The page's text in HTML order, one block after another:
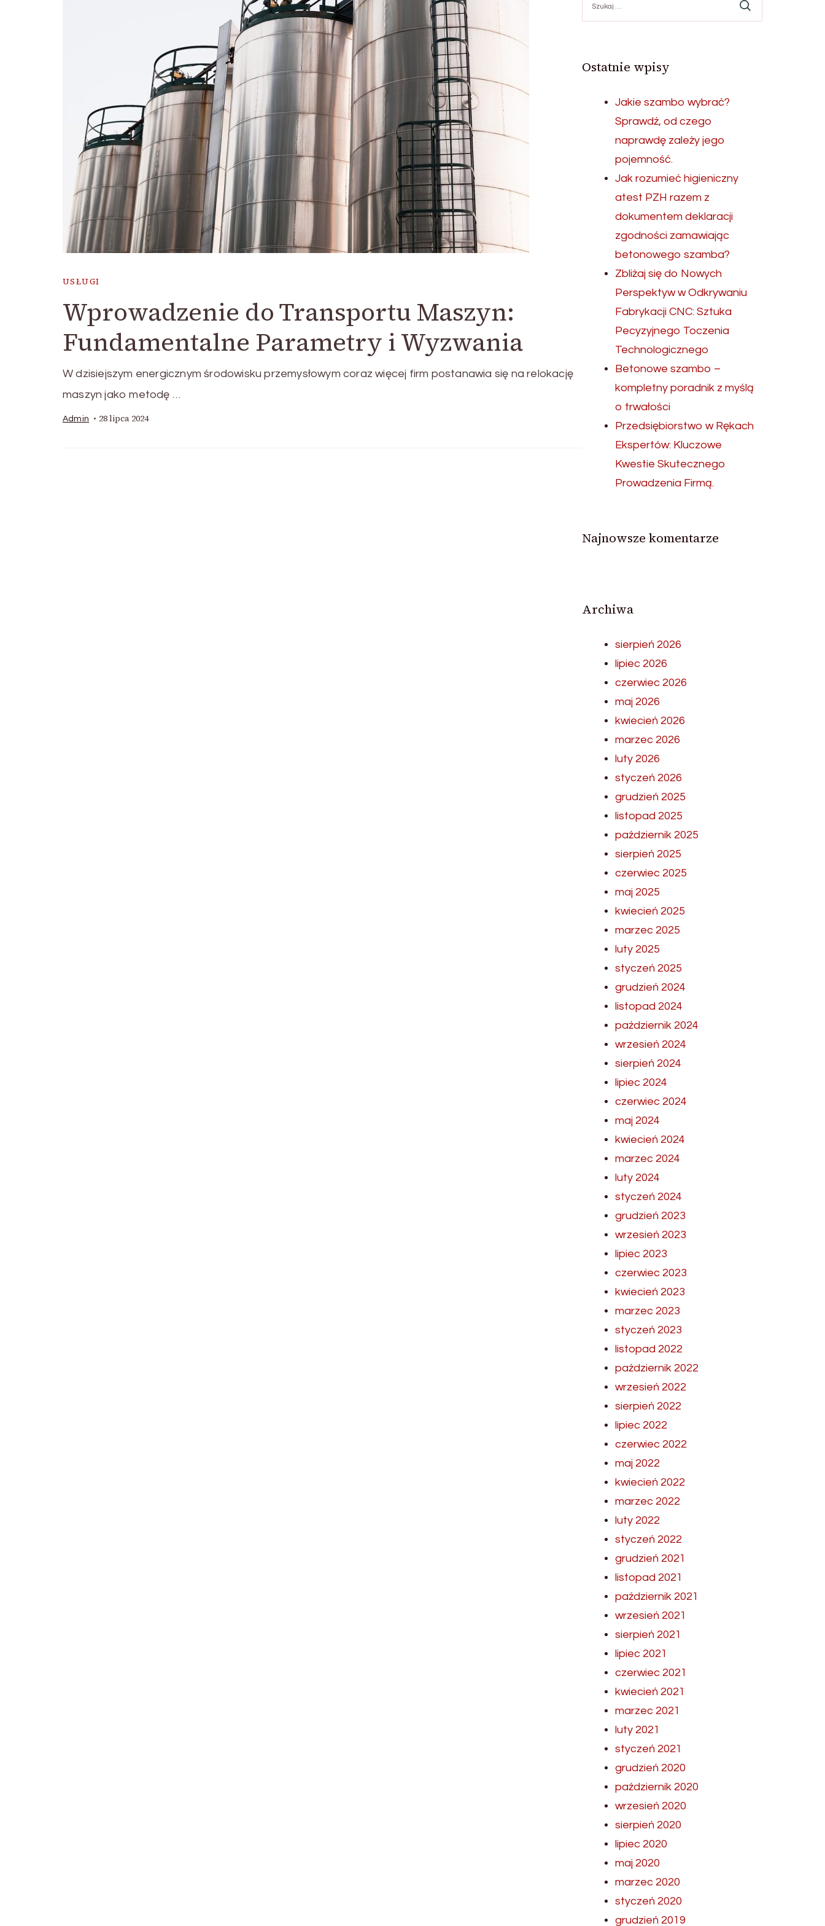
USŁUGI
Wprowadzenie do Transportu Maszyn:
Fundamentalne Parametry i Wyzwania
W dzisiejszym energicznym środowisku przemysłowym coraz więcej firm postanawia się na relokację
maszyn jako metodę …
Admin 28 lipca 2024
Ostatnie wpisy
Jakie szambo wybrać?
Sprawdź, od czego
naprawdę zależy jego
pojemność.
Jak rozumieć higieniczny
atest PZH razem z
dokumentem deklaracji
zgodności zamawiając
betonowego szamba?
Zbliżaj się do Nowych
Perspektyw w Odkrywaniu
Fabrykacji CNC: Sztuka
Pecyzyjnego Toczenia
Technologicznego
Betonowe szambo –
kompletny poradnik z myślą
o trwałości
Przedsiębiorstwo w Rękach
Ekspertów: Kluczowe
Kwestie Skutecznego
Prowadzenia Firmą.
Najnowsze komentarze
Archiwa
sierpień 2026
lipiec 2026
czerwiec 2026
maj 2026
kwiecień 2026
marzec 2026
luty 2026
styczeń 2026
grudzień 2025
listopad 2025
październik 2025
sierpień 2025
czerwiec 2025
maj 2025
kwiecień 2025
marzec 2025
luty 2025
styczeń 2025
grudzień 2024
listopad 2024
październik 2024
wrzesień 2024
sierpień 2024
lipiec 2024
czerwiec 2024
maj 2024
kwiecień 2024
marzec 2024
luty 2024
styczeń 2024
grudzień 2023
wrzesień 2023
lipiec 2023
czerwiec 2023
kwiecień 2023
marzec 2023
styczeń 2023
listopad 2022
październik 2022
wrzesień 2022
sierpień 2022
lipiec 2022
czerwiec 2022
maj 2022
kwiecień 2022
marzec 2022
luty 2022
styczeń 2022
grudzień 2021
listopad 2021
październik 2021
wrzesień 2021
sierpień 2021
lipiec 2021
czerwiec 2021
kwiecień 2021
marzec 2021
luty 2021
styczeń 2021
grudzień 2020
październik 2020
wrzesień 2020
sierpień 2020
lipiec 2020
maj 2020
marzec 2020
styczeń 2020
grudzień 2019